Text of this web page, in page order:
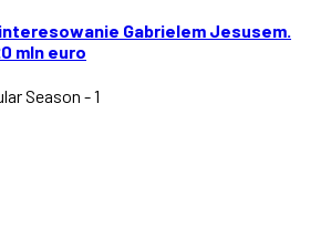
Gabrielem Jesusem.
mln euro
Season - 1